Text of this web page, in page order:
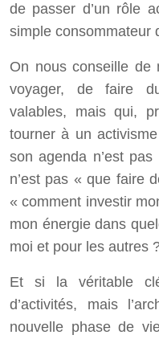
de passer d’un rôle
simple consommateur
On nous conseille de
voyager, de faire
valables, mais qui,
tourner à un
son agenda n’est
n’est pas « que faire
« comment investir
mon énergie dans
moi et pour les autres
Et si la véritable clé
d’activités, mais
nouvelle phase de